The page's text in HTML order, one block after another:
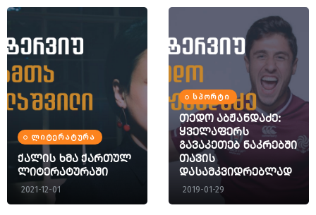
ᲚᲘᲢᲔᲠᲐᲢᲣᲠᲐ
ქალის ხმა ქართულ
ლიტერატურაში
2021-12-01
ᲡᲞᲝᲠᲢᲘ
თედო აბჟანდაძე:
ყველაფერს
გავაკეთებ ნაკრებში
თავის
დასამკვიდრებლად
2019-01-29